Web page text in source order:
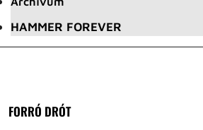
HAMMER FOREVER
FORRÓ DRÓT